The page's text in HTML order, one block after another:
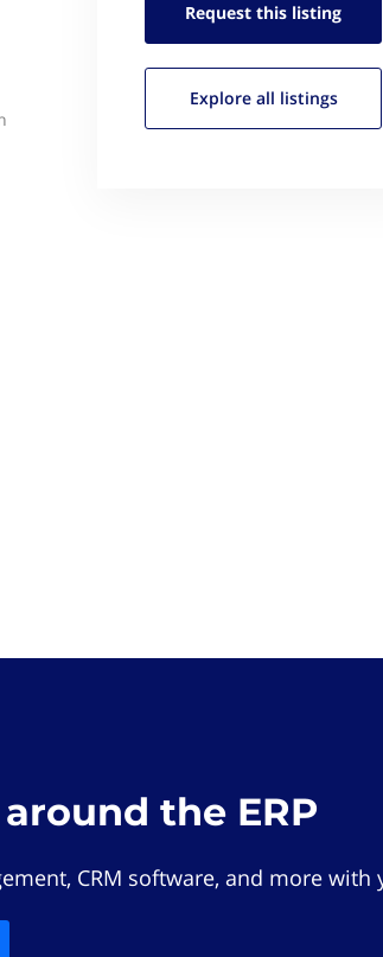
Request this listing
Explore all listings
the ERP
CRM software, and more with